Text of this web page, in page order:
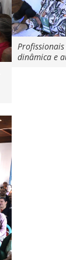
dinâmica e